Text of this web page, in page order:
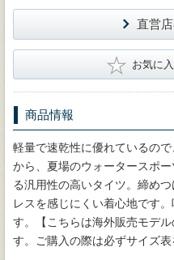
直営
★ お気に
商品情報
軽量で速乾性に優れているの
から、夏場のウォータースポ
る汎用性の高いタイツ。締め
レスを感じにくい着心地です
す。【こちらは海外販売モデ
す。ご購入の際は必ずサイズ表